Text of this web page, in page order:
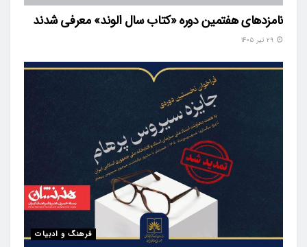
نامزدهای هفتمین دوره «کتاب سال الوند» معرفی شدند
فرهنگ و ادبیات